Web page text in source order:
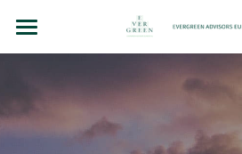
团队故事
法律顾问（BCN LEX）